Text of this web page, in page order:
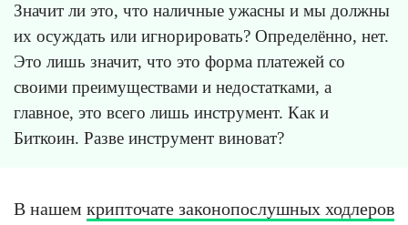
Значит ли это, что наличные ужасны и мы должны
их осуждать или игнорировать? Определённо, нет.
Это лишь значит, что это форма платежей со
своими преимуществами и недостатками, а
главное, это всего лишь инструмент. Как и
Биткоин. Разве инструмент виноват?
В нашем крипточате законопослушных ходлеров